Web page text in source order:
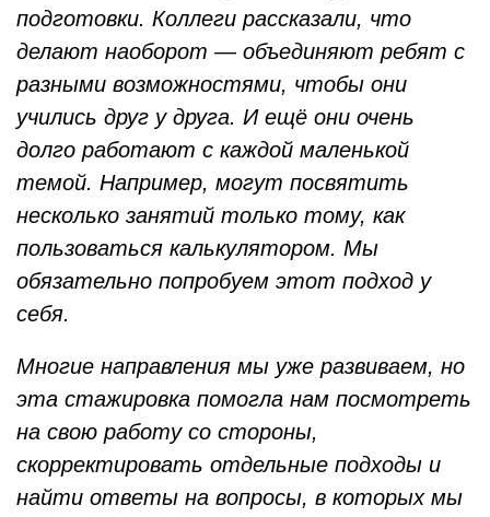
подготовки. Коллеги рассказали, что
делают наоборот — объединяют ребят с
разными возможностями, чтобы они
учились друг у друга. И ещё они очень
долго работают с каждой маленькой
темой. Например, могут посвятить
несколько занятий только тому, как
пользоваться калькулятором. Мы
обязательно попробуем этот подход у
себя.
Многие направления мы уже развиваем, но
эта стажировка помогла нам посмотреть
на свою работу со стороны,
скорректировать отдельные подходы и
найти ответы на вопросы, в которых мы